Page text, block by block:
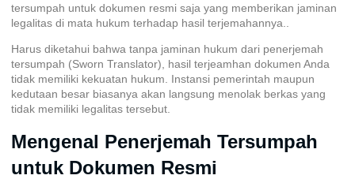
tersumpah untuk dokumen resmi saja yang memberikan jaminan
legalitas di mata hukum terhadap hasil terjemahannya..
Harus diketahui bahwa tanpa jaminan hukum dari penerjemah
tersumpah (Sworn Translator), hasil terjeamhan dokumen Anda
tidak memiliki kekuatan hukum. Instansi pemerintah maupun
kedutaan besar biasanya akan langsung menolak berkas yang
tidak memiliki legalitas tersebut.
Mengenal Penerjemah Tersumpah
untuk Dokumen Resmi